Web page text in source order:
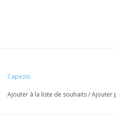
Capezio
Ajouter à la liste de souhaits/Ajouter